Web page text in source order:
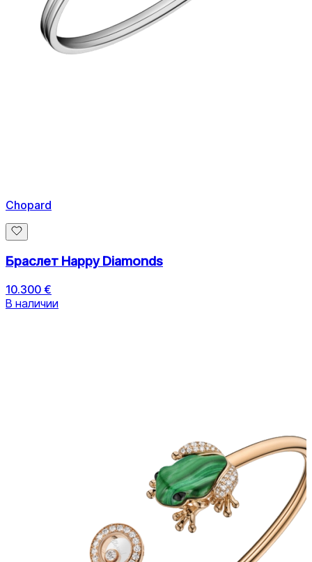
Chopard
Браслет Happy Diamonds
10.300 €
В наличии